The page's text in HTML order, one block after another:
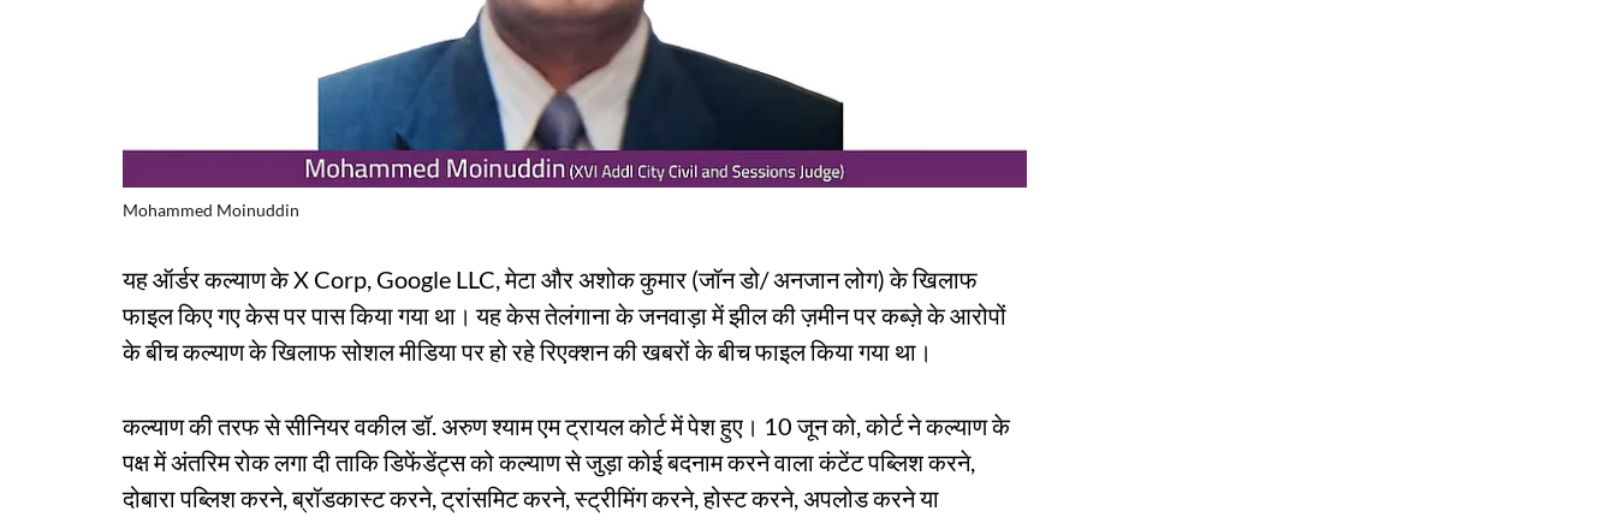
Mohammed Moinuddin
यह ऑर्डर कल्याण के X Corp, Google LLC, मेटा और अशोक कुमार (जॉन डो/ अनजान लोग) के खिलाफ
फाइल किए गए केस पर पास किया गया था। यह केस तेलंगाना के जनवाड़ा में झील की ज़मीन पर कब्ज़े के आरोपों
के बीच कल्याण के खिलाफ सोशल मीडिया पर हो रहे रिएक्शन की खबरों के बीच फाइल किया गया था।
कल्याण की तरफ से सीनियर वकील डॉ. अरुण श्याम एम ट्रायल कोर्ट में पेश हुए। 10 जून को, कोर्ट ने कल्याण के
पक्ष में अंतरिम रोक लगा दी ताकि डिफेंडेंट्स को कल्याण से जुड़ा कोई बदनाम करने वाला कंटेंट पब्लिश करने,
दोबारा पब्लिश करने, ब्रॉडकास्ट करने, ट्रांसमिट करने, स्ट्रीमिंग करने, होस्ट करने, अपलोड करने या